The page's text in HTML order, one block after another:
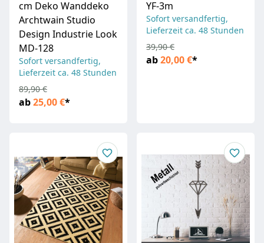
cm Deko Wanddeko
Archtwain Studio
Design Industrie Look
MD-128
Sofort versandfertig,
Lieferzeit ca. 48 Stunden
ab25,00 €*
89,90 €
YF-3m
Sofort versandfertig,
Lieferzeit ca. 48 Stunden
ab20,00 €*
39,90 €